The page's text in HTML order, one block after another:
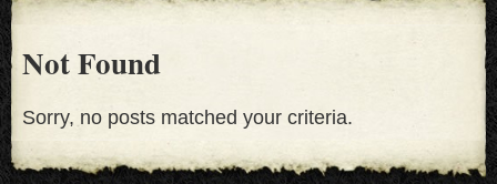
Not Found
Sorry, no posts matched your criteria.